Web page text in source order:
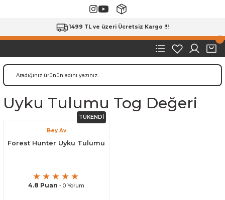
1499 TL ve üzeri Ücretsiz Kargo !!!
Uyku Tulumu Tog Değeri
TÜKENDİ
Bey Av
Forest Hunter Uyku Tulumu
4.8 Puan - 0 Yorum